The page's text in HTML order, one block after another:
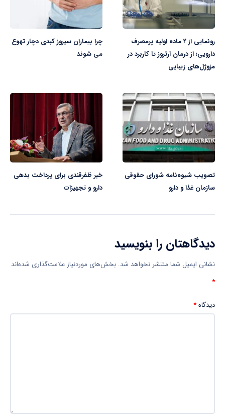
رونمایی از ۲ ماده اولیه پرمصرف
دارویی؛ از درمان آرتروز تا کاربرد در
مزوژل‌های زیبایی
چرا بیماران سیروز کبدی دچار تهوع
می‌ شوند
تصویب شیوه‌نامه شورای حقوقی
سازمان غذا و دارو
خبر ظفرقندی برای پرداخت بدهی
دارو و تجهیزات
دیدگاهتان را بنویسید
نشانی ایمیل شما منتشر نخواهد شد. بخش‌های موردنیاز علامت‌گذاری شده‌اند
*
دیدگاه*